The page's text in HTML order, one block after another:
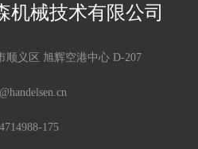
机械技术有限公司
顺义区 旭辉空港中心 D-207
175